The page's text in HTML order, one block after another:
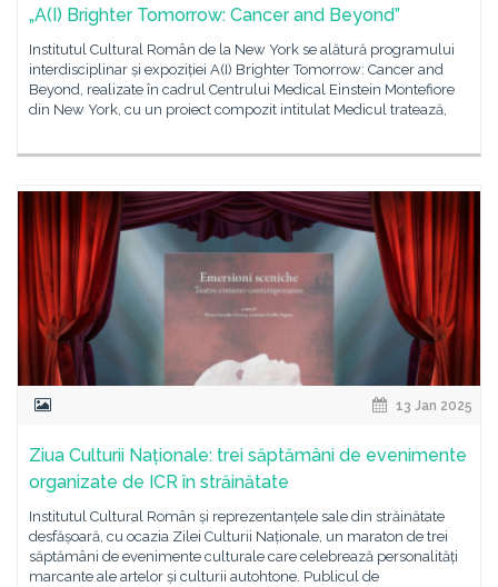
„A(I) Brighter Tomorrow: Cancer and Beyond”
Institutul Cultural Român de la New York se alătură programului
interdisciplinar și expoziției A(I) Brighter Tomorrow: Cancer and
Beyond, realizate în cadrul Centrului Medical Einstein Montefiore
din New York, cu un proiect compozit intitulat Medicul tratează,
13 Jan 2025
Ziua Culturii Naționale: trei săptămâni de evenimente
organizate de ICR în străinătate
Institutul Cultural Român și reprezentanțele sale din străinătate
desfășoară, cu ocazia Zilei Culturii Naționale, un maraton de trei
săptămâni de evenimente culturale care celebrează personalități
marcante ale artelor și culturii autohtone. Publicul de